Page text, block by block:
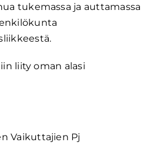
tukemassa ja auttamassa
liity oman alasi
Vaikuttajien Pj